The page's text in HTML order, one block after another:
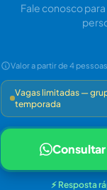
Fale conosco
Valor a partir de 4 pessoas
Vagas limitadas —
temporada
⚡ Resposta